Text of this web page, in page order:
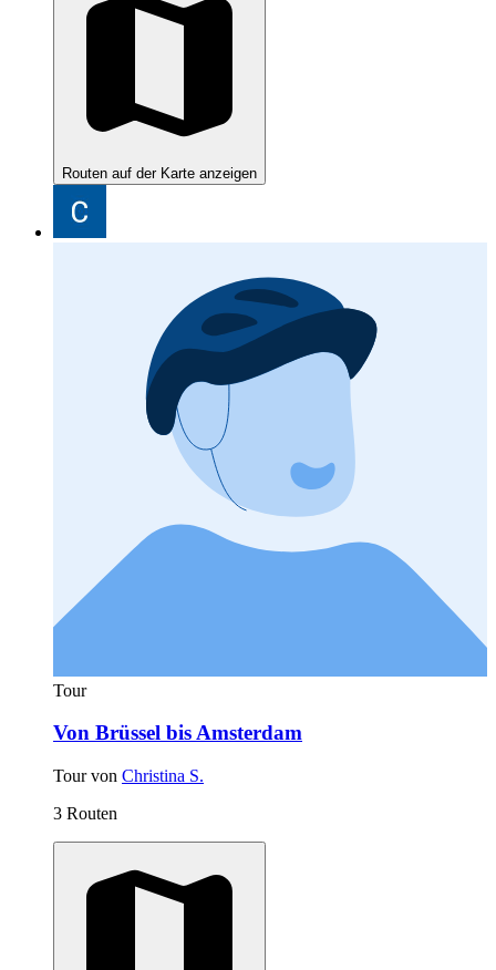
Routen auf der Karte anzeigen
Tour
Von Brüssel bis Amsterdam
Tour von Christina S.
3 Routen